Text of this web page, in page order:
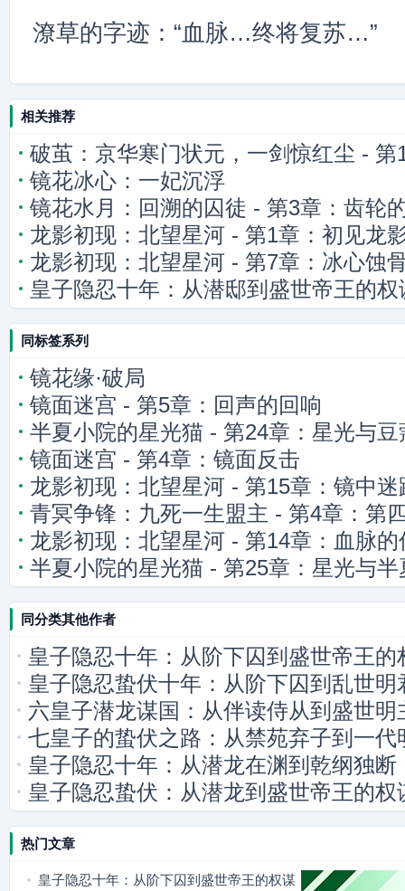
潦草的字迹：“血脉…终将复苏…”
相关推荐
破茧：京华寒门状元，一剑惊红尘 -
花园密谋
镜花冰心：一妃沉浮
镜花水月：回溯的囚徒 - 第3章：齿轮
龙影初现：北望星河 - 第1章：初见龙
龙影初现：北望星河 - 第7章：冰心蚀
皇子隐忍十年：从潜邸到盛世帝王的权
同标签系列
镜花缘·破局
镜面迷宫 - 第5章：回声的回响
半夏小院的星光猫 - 第24章：星光与豆
镜面迷宫 - 第4章：镜面反击
龙影初现：北望星河 - 第15章：镜中迷
青冥争锋：九死一生盟主 - 第4章：第
影逼近
龙影初现：北望星河 - 第14章：血脉的
半夏小院的星光猫 - 第25章：星光与半
同分类其他作者
皇子隐忍十年：从阶下囚到盛世帝王的
皇子隐忍蛰伏十年：从阶下囚到乱世明
六皇子潜龙谋国：从伴读侍从到盛世明
七皇子的蛰伏之路：从禁苑弃子到一代
皇子隐忍十年：从潜龙在渊到乾纲独断
皇子隐忍蛰伏：从潜龙到盛世帝王的权
热门文章
皇子隐忍十年：从阶下囚到盛世帝王的权谋